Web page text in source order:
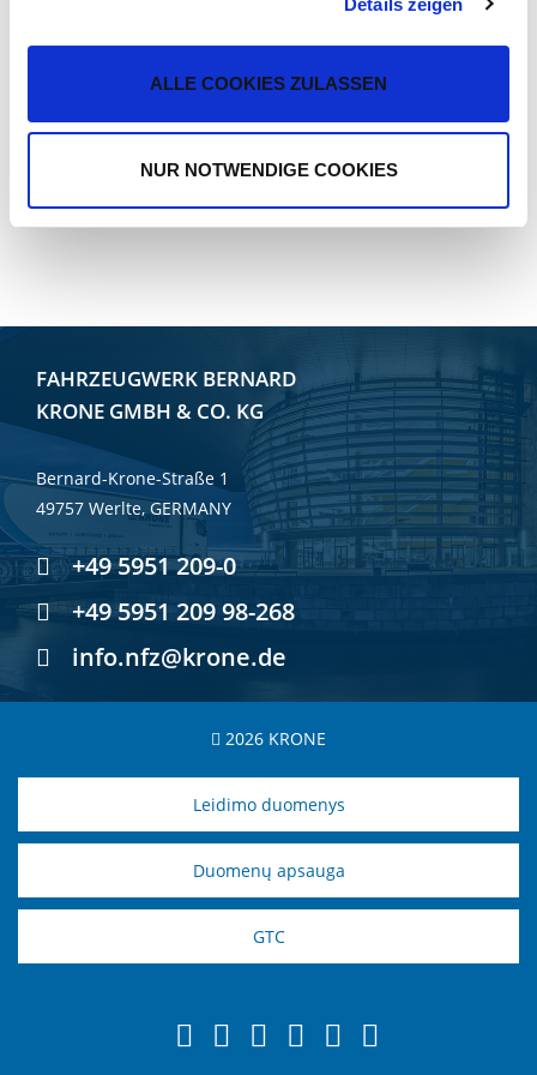
ALLE COOKIES ZULASSEN
NUR NOTWENDIGE COOKIES
TEMPERATŪROS ATASKAITA
Kokybės ir temperatūros ataskaita
Temperatūros registro išrašas
FAHRZEUGWERK BERNARD
KRONE GMBH & CO. KG
Bernard-Krone-Straße 1
49757 Werlte, GERMANY
+49 5951 209-0
+49 5951 209 98-268
info.nfz@krone.de
2026 KRONE
Leidimo duomenys
Duomenų apsauga
GTC